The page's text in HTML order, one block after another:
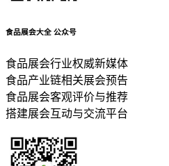
食品展会大全 公众号
食品展会行业权威新媒体
食品产业链相关展会预告
食品展会客观评价与推荐
搭建展会互动与交流平台